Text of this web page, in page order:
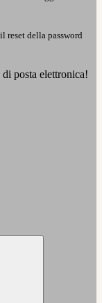
reset della password
posta elettronica!